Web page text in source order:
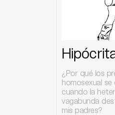
¿Por qué los
homosexual
cuando la
vagabunda
mis padres?